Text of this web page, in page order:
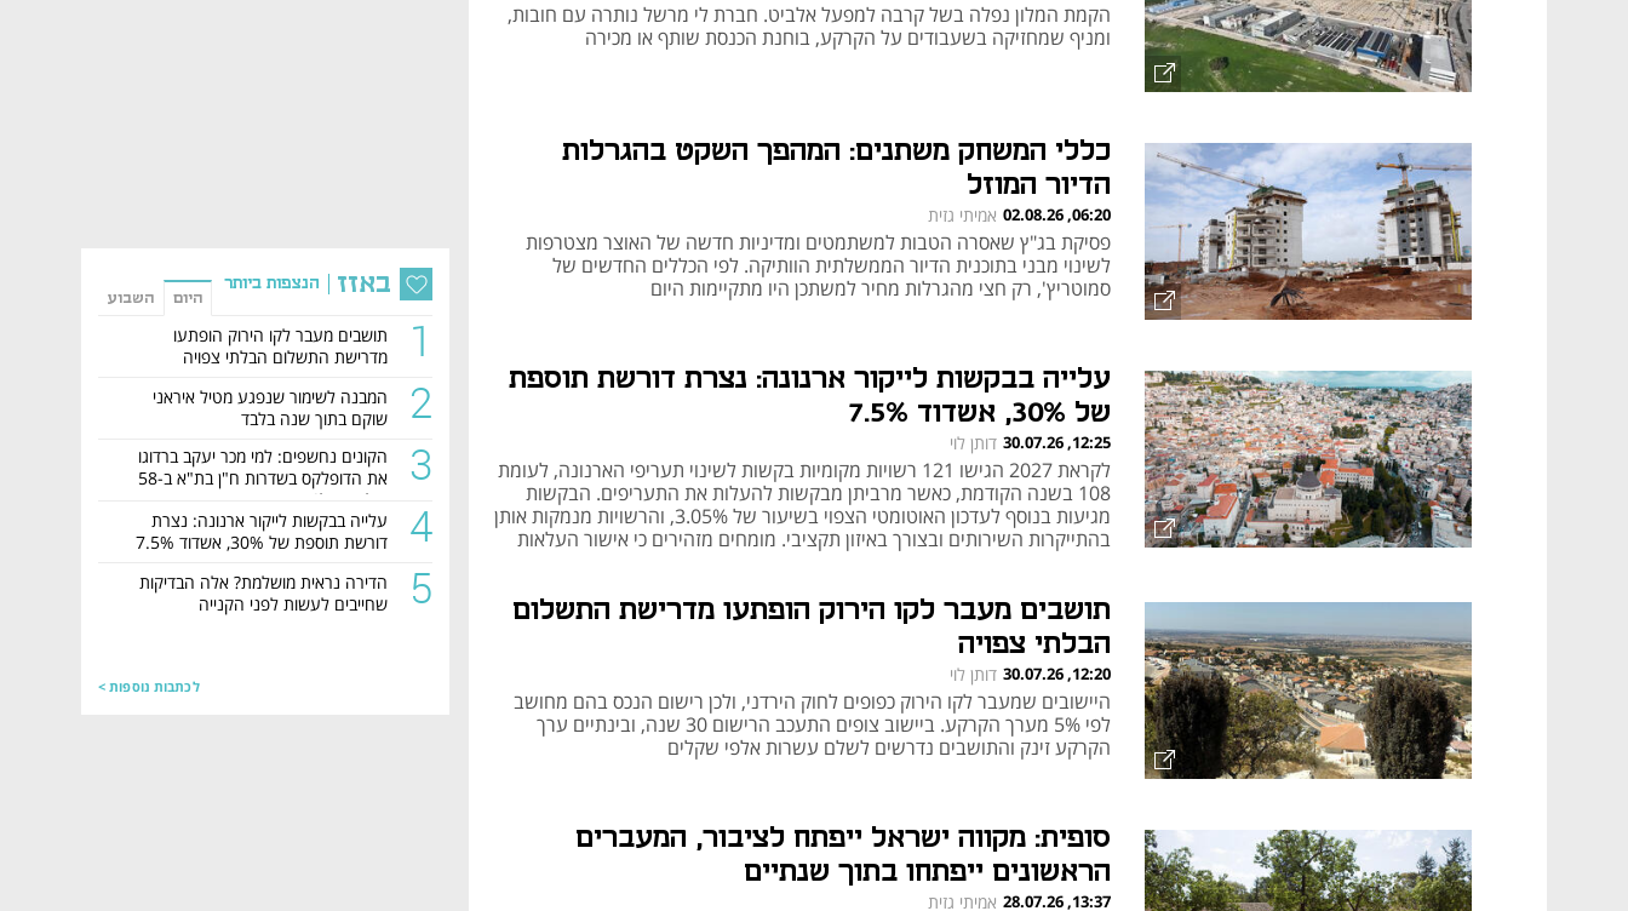
באזז הנצפות ביותר
היום השבוע
1
תושבים מעבר לקו הירוק הופתעו
מדרישת התשלום הבלתי צפויה
2
המבנה לשימור שנפגע מטיל איראני
שוקם בתוך שנה בלבד
3
הקונים נחשפים: למי מכר יעקב ברדוגו
את הדופלקס בשדרות ח"ן בת"א ב-58
מיליון שקל?
4
עלייה בבקשות לייקור ארנונה: נצרת
דורשת תוספת של 30%, אשדוד 7.5%
5
הדירה נראית מושלמת? אלה הבדיקות
שחייבים לעשות לפני הקנייה
לכתבות נוספות >
הקמת המלון נפלה בשל קרבה למפעל אלביט. חברת לי מרשל נותרה עם חובות,
ומניף שמחזיקה בשעבודים על הקרקע, בוחנת הכנסת שותף או מכירה
כללי המשחק משתנים: המהפך השקט בהגרלות
הדיור המוזל
06:20, 02.08.26 אמיתי גזית
פסיקת בג"ץ שאסרה הטבות למשתמטים ומדיניות חדשה של האוצר מצטרפות
לשינוי מבני בתוכנית הדיור הממשלתית הוותיקה. לפי הכללים החדשים של
סמוטריץ', רק חצי מהגרלות מחיר למשתכן היו מתקיימות היום
עלייה בבקשות לייקור ארנונה: נצרת דורשת תוספת
של 30%, אשדוד 7.5%
12:25, 30.07.26 דותן לוי
לקראת 2027 הגישו 121 רשויות מקומיות בקשות לשינוי תעריפי הארנונה, לעומת
108 בשנה הקודמת, כאשר מרביתן מבקשות להעלות את התעריפים. הבקשות
מגיעות בנוסף לעדכון האוטומטי הצפוי בשיעור של 3.05%, והרשויות מנמקות אותן
בהתייקרות השירותים ובצורך באיזון תקציבי. מומחים מזהירים כי אישור העלאות
תושבים מעבר לקו הירוק הופתעו מדרישת התשלום
הבלתי צפויה
12:20, 30.07.26 דותן לוי
היישובים שמעבר לקו הירוק כפופים לחוק הירדני, ולכן רישום הנכס בהם מחושב
לפי 5% מערך הקרקע. ביישוב צופים התעכב הרישום 30 שנה, ובינתיים ערך
הקרקע זינק והתושבים נדרשים לשלם עשרות אלפי שקלים
סופית: מקווה ישראל ייפתח לציבור, המעברים
הראשונים ייפתחו בתוך שנתיים
13:37, 28.07.26 אמיתי גזית